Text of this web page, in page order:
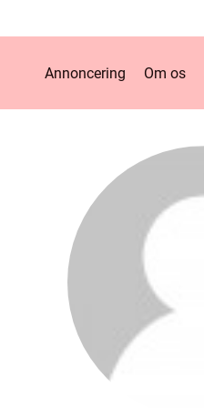
Annoncering Om os